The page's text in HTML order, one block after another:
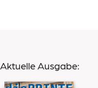
Aktuelle Ausgabe: